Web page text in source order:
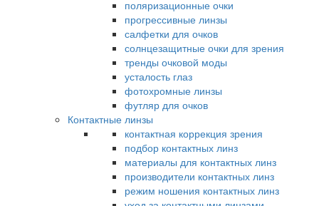
поляризационные очки
прогрессивные линзы
салфетки для очков
солнцезащитные очки для зрения
тренды очковой моды
усталость глаз
фотохромные линзы
футляр для очков
Контактные линзы
контактная коррекция зрения
подбор контактных линз
материалы для контактных линз
производители контактных линз
режим ношения контактных линз